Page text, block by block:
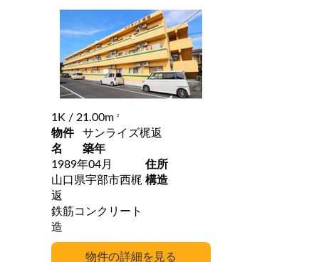
1K / 21.00m 2
物件
名
サンライズ梶返
築年
1989年04月
住所
山口県宇部市西梶
返
構造
鉄筋コンクリート
造